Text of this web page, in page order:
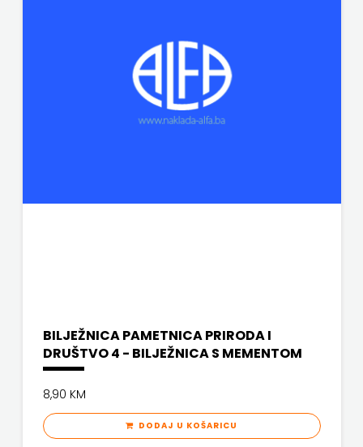
BILJEŽNICA PAMETNICA PRIRODA I
DRUŠTVO 4 - BILJEŽNICA S MEMENTOM
8,90 KM
DODAJ U KOŠARICU